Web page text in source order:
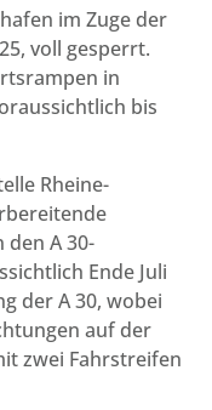
im Zuge der
voll gesperrt.
in
bis
Rheine-
A 30-
Ende Juli
der A 30, wobei
auf der
zwei Fahrstreifen